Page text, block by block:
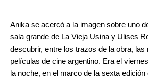
Anika se acercó a la imagen sobre uno
sala grande de La Vieja Usina y Ulises
descubrir, entre los trazos de la obra, las
películas de cine argentino. Era el
la noche, en el marco de la sexta edición